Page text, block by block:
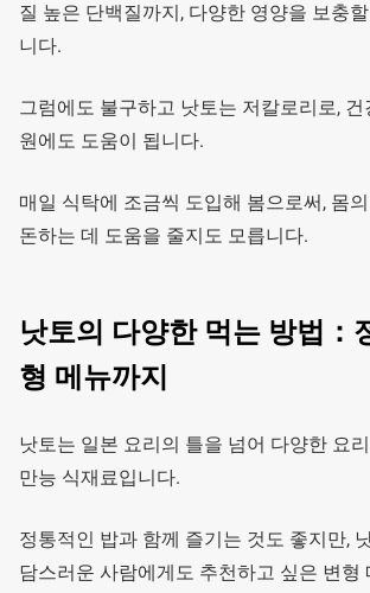
질 높은 단백질까지, 다양한 영양을 보충
니다.
그럼에도 불구하고 낫토는 저칼로리로, 건
원에도 도움이 됩니다.
매일 식탁에 조금씩 도입해 봄으로써, 몸
돈하는 데 도움을 줄지도 모릅니다.
낫토의 다양한 먹는 방법：
형 메뉴까지
낫토는 일본 요리의 틀을 넘어 다양한 요
만능 식재료입니다.
정통적인 밥과 함께 즐기는 것도 좋지만,
담스러운 사람에게도 추천하고 싶은 변형